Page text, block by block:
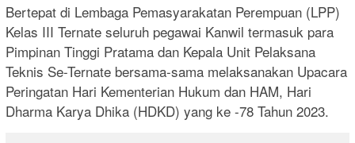
Bertepat di Lembaga Pemasyarakatan Perempuan (LPP)
Kelas III Ternate seluruh pegawai Kanwil termasuk para
Pimpinan Tinggi Pratama dan Kepala Unit Pelaksana
Teknis Se-Ternate bersama-sama melaksanakan Upacara
Peringatan Hari Kementerian Hukum dan HAM, Hari
Dharma Karya Dhika (HDKD) yang ke -78 Tahun 2023.